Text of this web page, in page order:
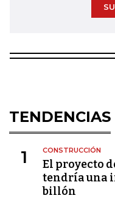
TENDENCIAS
1 CONSTRUCCIÓN
El proyecto
tendría una
billón